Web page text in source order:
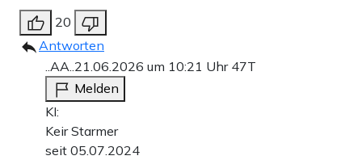
20
Antworten
..AA..21.06.2026 um 10:21 Uhr 47T
Melden
KI:
Keir Starmer
seit 05.07.2024